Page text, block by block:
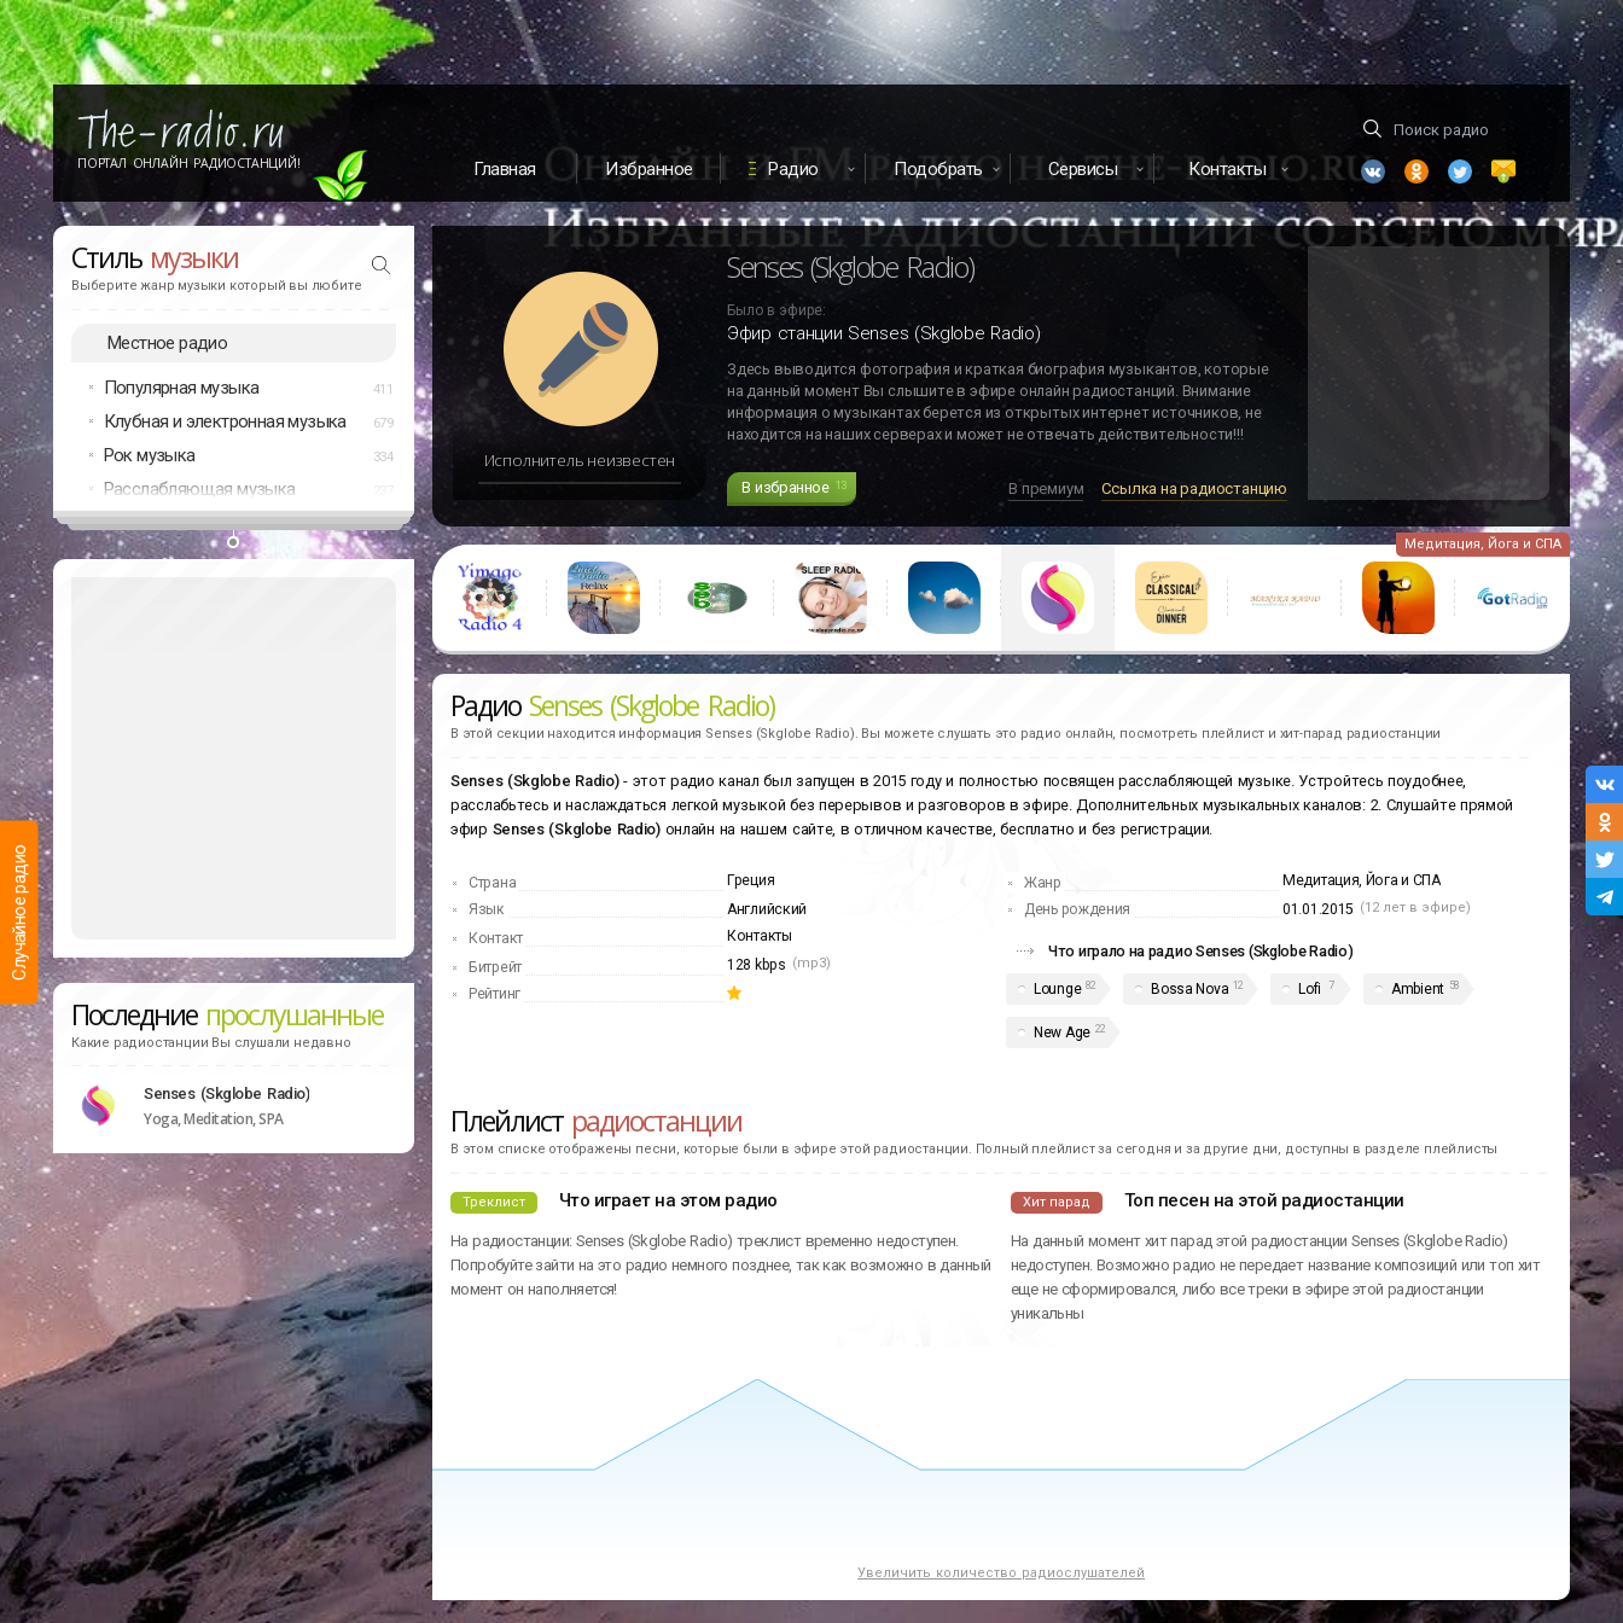
Случайное радио
ПОРТАЛ ОНЛАЙН РАДИОСТАНЦИЙ! Главная Избранное Радио Подобрать Сервисы Контакты
Стиль музыки
Выберите жанр музыки который вы любите
Местное радио
Популярная музыка 411
Клубная и электронная музыка 679
Рок музыка 334
Расслабляющая музыка
Последние прослушанные
Какие радиостанции Вы слушали недавно
Senses (Skglobe Radio)
Yoga, Meditation, SPA
Исполнитель неизвестен
Senses (Skglobe Radio)
Было в эфире:
Название композиции отсутствует
На данный момент описание этого исполнителя отсутствует. Возможно, оно
будет добавлено в ближайшее время
В избранное 13 В премиум Ссылка на радиостанцию
Медитация, Йога и СПА
Радио Senses (Skglobe Radio)
В этой секции находится информация Senses (Skglobe Radio). Вы можете слушать это радио онлайн, посмотреть плейлист и хит-парад радиостанции
Senses (Skglobe Radio)- этот радио канал был запущен в 2015 году и полностью посвящен расслабляющей музыке. Устройтесь поудобнее,
расслабьтесь и наслаждаться легкой музыкой без перерывов и разговоров в эфире. Дополнительных музыкальных каналов: 2. Слушайте прямой
эфир Senses (Skglobe Radio) онлайн на нашем сайте, в отличном качестве, бесплатно и без регистрации.
Страна
Греция
Язык
Английский
Контакт
Контакты
Битрейт
128 kbps (mp3)
Рейтинг
Жанр
Медитация, Йога и СПА
День рождения
01.01.2015 (12 лет в эфире)
Что играло на радио Senses (Skglobe Radio)
Lounge 82 Bossa Nova 12 Lofi 7 Ambient 58
New Age 22
Плейлист радиостанции
В этом списке отображены песни, которые были в эфире этой радиостанции. Полный плейлист за сегодня и за другие дни, доступны в разделе плейлисты
Треклист Что играет на этом радио
На радиостанции: Senses (Skglobe Radio) треклист временно недоступен.
Попробуйте зайти на это радио немного позднее, так как возможно в данный
момент он наполняется!
Хит парад Топ песен на этой радиостанции
На данный момент хит парад этой радиостанции Senses (Skglobe Radio)
недоступен. Возможно радио не передает название композиций или топ хит
еще не сформировался, либо все треки в эфире этой радиостанции
уникальны
Увеличить количество радиослушателей